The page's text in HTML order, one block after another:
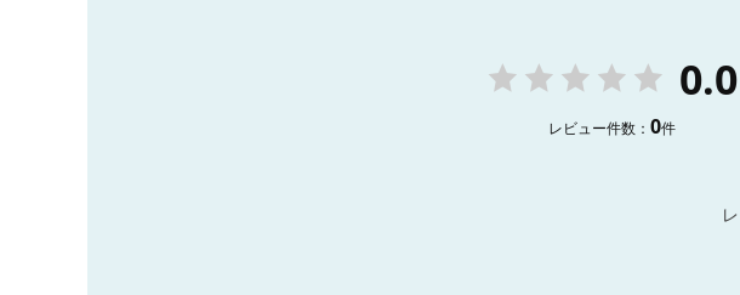
0.0
レビュー件数： 0件